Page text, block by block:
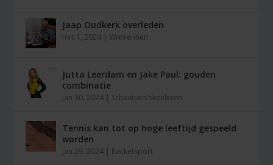
Jaap Oudkerk overleden
mrt 1, 2024 | Wielrennen
Jutta Leerdam en Jake Paul: gouden
combinatie
jan 30, 2024 | Schaatsen/skeeleren
Tennis kan tot op hoge leeftijd gespeeld
worden
jan 29, 2024 | Racketsport